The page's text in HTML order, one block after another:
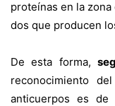
proteínas en la
dos que producen
De esta forma,
reconocimiento
anticuerpos es